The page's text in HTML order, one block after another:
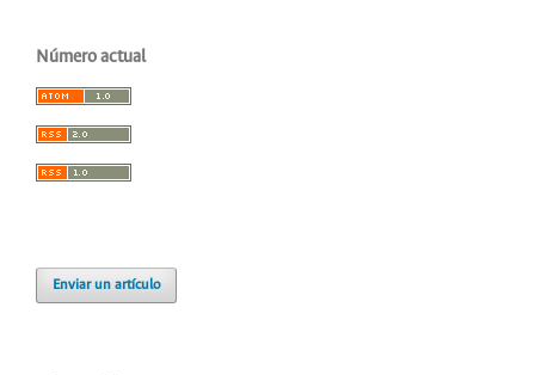
Número actual
Enviar un artículo